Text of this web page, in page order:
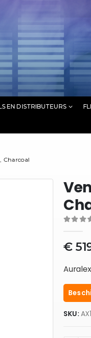
EN DISTRIBUTEURS
Charcoal
€
SKU: